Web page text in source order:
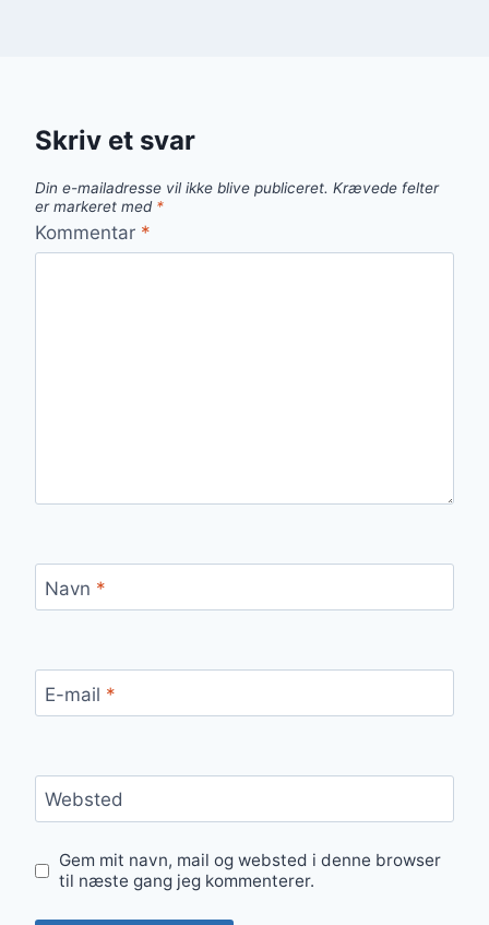
Skriv et svar
Din e-mailadresse vil ikke blive publiceret. Krævede felter
er markeret med *
Kommentar *
Navn *
E-mail *
Websted
Gem mit navn, mail og websted i denne browser
til næste gang jeg kommenterer.